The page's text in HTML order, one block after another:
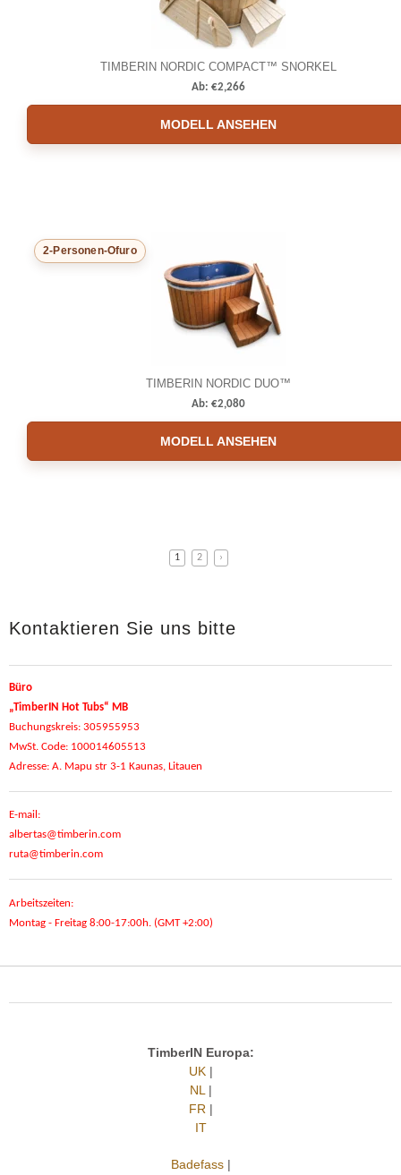
TIMBERIN NORDIC COMPACT™ SNORKEL
Ab: €2,266
MODELL ANSEHEN
2-Personen-Ofuro
TIMBERIN NORDIC DUO™
Ab: €2,080
MODELL ANSEHEN
1 2 ›
Kontaktieren Sie uns bitte
Büro
„TimberIN Hot Tubs“ MB
Buchungskreis: 305955953
MwSt. Code: 100014605513
Adresse: A. Mapu str 3-1 Kaunas, Litauen
E-mail:
albertas@timberin.com
ruta@timberin.com
Arbeitszeiten:
Montag - Freitag 8:00-17:00h. (GMT +2:00)
TimberIN Europa:
UK|
NL |
FR |
IT
Badefass|